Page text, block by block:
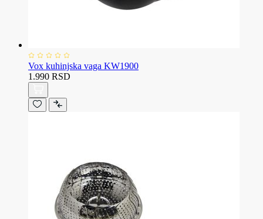
Vox kuhinjska vaga KW1900
1.990 RSD